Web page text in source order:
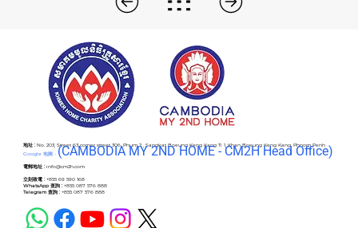
地址 :No. 203, Street 63 corner street 306, Phum 2 , Sangkat Boeung Keng Kang Ti 1, Khan Boeung Keng Kang, Phnom Penh
Google 地圖 - (CAMBODIA MY 2ND HOME - CM2H Head Office)
電郵地址 : info@cm2h.com
立刻致電 :+855 69 590 168
WhatsApp 查詢 :+855 087 576 888
Telegram 查詢 :+855 087 576 888